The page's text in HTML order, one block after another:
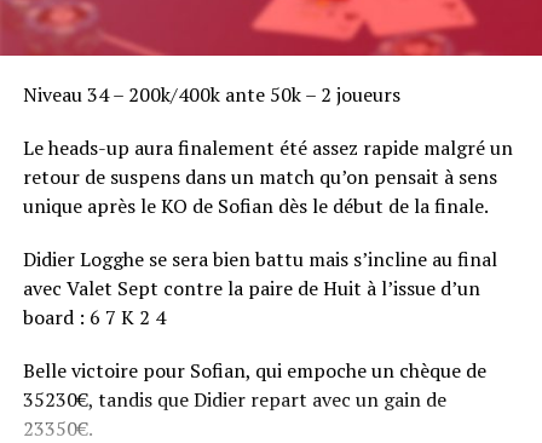
Niveau 34 – 200k/400k ante 50k – 2 joueurs
Le heads-up aura finalement été assez rapide malgré un
retour de suspens dans un match qu’on pensait à sens
unique après le KO de Sofian dès le début de la finale.
Didier Logghe se sera bien battu mais s’incline au final
avec Valet Sept contre la paire de Huit à l’issue d’un
board : 6 7 K 2 4
Belle victoire pour Sofian, qui empoche un chèque de
35230€, tandis que Didier repart avec un gain de
23350€.